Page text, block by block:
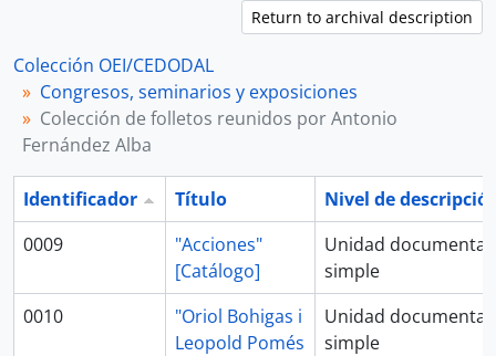
Return to archival description
Colección OEI/CEDODAL
Congresos, seminarios y exposiciones
Colección de folletos reunidos por Antonio
Fernández Alba
Identificador Título
Nivel de
0009
"Acciones"
[Catálogo]
Unidad documental
simple
0010
"Oriol Bohigas i
Leopold Pomés
Unidad documental
simple